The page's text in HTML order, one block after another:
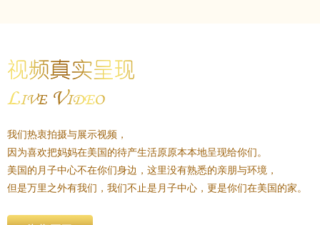
我们热衷拍摄与展示视频，
因为喜欢把妈妈在美国的待产生活原原本本地呈现给你们。
美国的月子中心不在你们身边，这里没有熟悉的亲朋与环境，
但是万里之外有我们，我们不止是月子中心，更是你们在美国的家。